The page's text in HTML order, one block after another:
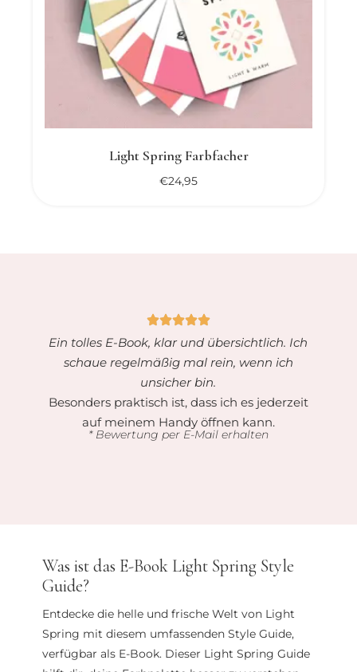
Light Spring Farbfacher
€24,95
Ein tolles E-Book, klar und übersichtlich. Ich
schaue regelmäßig mal rein, wenn ich
unsicher bin.
Besonders praktisch ist, dass ich es jederzeit
auf meinem Handy öffnen kann.
* Bewertung per E-Mail erhalten
Was ist das E-Book Light Spring Style
Guide?
Entdecke die helle und frische Welt von Light
Spring mit diesem umfassenden Style Guide,
verfügbar als E-Book. Dieser Light Spring Guide